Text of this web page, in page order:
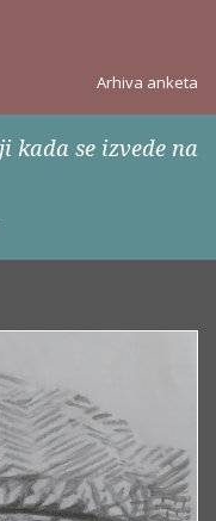
Arhiva anketa
kada se izvede na